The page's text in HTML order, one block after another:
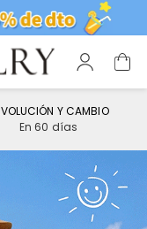
Y CAMBIO
En 60 días